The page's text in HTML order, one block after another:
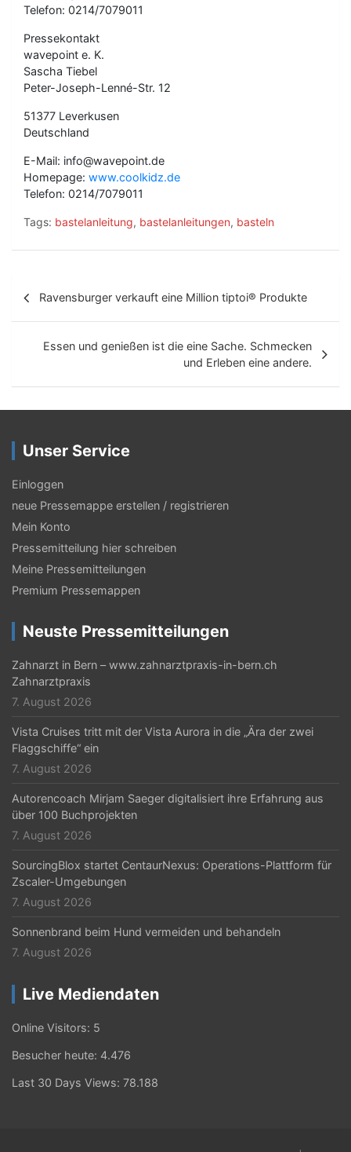
Telefon: 0214/7079011
Pressekontakt
wavepoint e. K.
Sascha Tiebel
Peter-Joseph-Lenné-Str. 12
51377 Leverkusen
Deutschland
E-Mail: info@wavepoint.de
Homepage: www.coolkidz.de
Telefon: 0214/7079011
Tags: bastelanleitung, bastelanleitungen, basteln
r
g
s
-
N
a
v
g
a
t
i
o
n
Ravensburger verkauft eine Million tiptoi® Produkte
Essen und genießen ist die eine Sache. Schmecken
und Erleben eine andere.
Unser Service
Einloggen
neue Pressemappe erstellen / registrieren
Mein Konto
Pressemitteilung hier schreiben
Meine Pressemitteilungen
Premium Pressemappen
Neuste Pressemitteilungen
Zahnarzt in Bern – www.zahnarztpraxis-in-bern.ch
Zahnarztpraxis
7. August 2026
Vista Cruises tritt mit der Vista Aurora in die „Ära der zwei
Flaggschiffe“ ein
7. August 2026
Autorencoach Mirjam Saeger digitalisiert ihre Erfahrung aus
über 100 Buchprojekten
7. August 2026
SourcingBlox startet CentaurNexus: Operations-Plattform für
Zscaler-Umgebungen
7. August 2026
Sonnenbrand beim Hund vermeiden und behandeln
7. August 2026
Live Mediendaten
Online Visitors: 5
Besucher heute: 4.476
Last 30 Days Views: 78.188